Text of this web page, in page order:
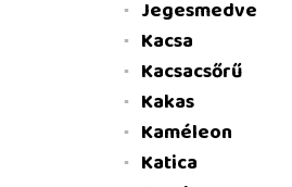
Jegesmedve
Kacsa
Kacsacsőrű
Kakas
Kaméleon
Katica